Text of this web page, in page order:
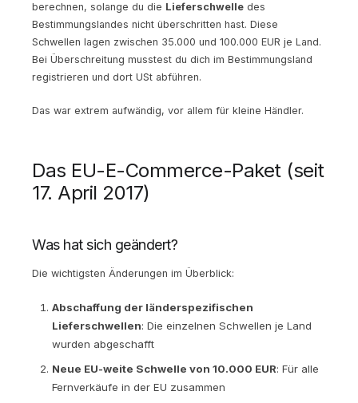
berechnen, solange du die Lieferschwelle des
Bestimmungslandes nicht überschritten hast. Diese
Schwellen lagen zwischen 35.000 und 100.000 EUR je Land.
Bei Überschreitung musstest du dich im Bestimmungsland
registrieren und dort USt abführen.
Das war extrem aufwändig, vor allem für kleine Händler.
Das EU-E-Commerce-Paket (seit
17. April 2017)
Was hat sich geändert?
Die wichtigsten Änderungen im Überblick:
Abschaffung der länderspezifischen
Lieferschwellen: Die einzelnen Schwellen je Land
wurden abgeschafft
Neue EU-weite Schwelle von 10.000 EUR: Für alle
Fernverkäufe in der EU zusammen